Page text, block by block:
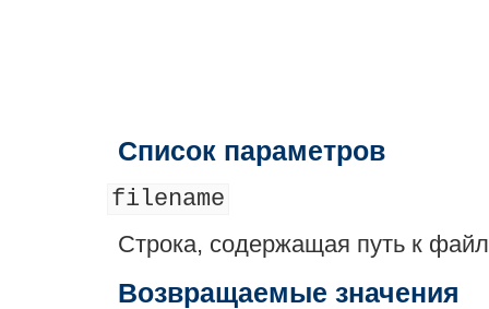
Список параметров
filename
Строка, содержащая путь к
Возвращаемые значения